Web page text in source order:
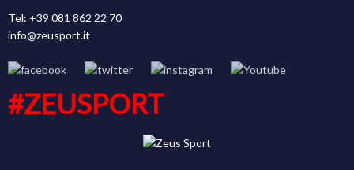
Tel: +39 081 862 22 70
info@zeusport.it
#ZEUSPORT